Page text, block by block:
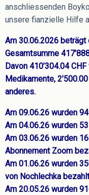
anschliessenden
unsere fianzielle Hilfe
Am 30.06.2026
Gesamtsumme
Davon 410’304.04
Medikamente,
anderes.
Am 09.06.26 wurden
Am 04.06.26 wurden
Am 03.06.26 wurden
Abonnement Zoom
Am 01.06.26 wurden
von Nochlechka
Am 20.05.26 wurden